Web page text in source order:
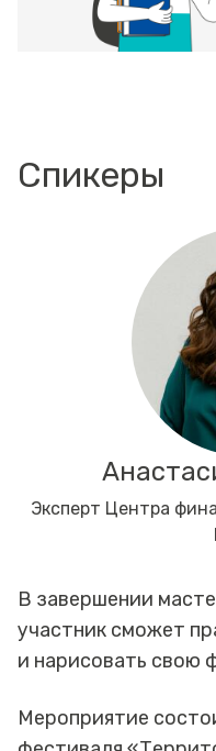
Спикеры
Эксперт Центра
В завершении
участник сможет
и нарисовать свою
Мероприятие